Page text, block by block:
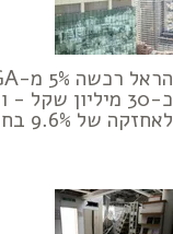
כ-30 מיליון שקל
לאחזקה של 9.6% בחברה